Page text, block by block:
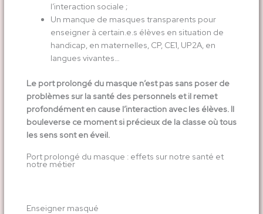
l’interaction sociale ;
Un manque de masques transparents pour
enseigner à certain.e.s élèves en situation de
handicap, en maternelles, CP, CE1, UP2A, en
langues vivantes…
Le port prolongé du masque n’est pas sans poser de
problèmes sur la santé des personnels et il remet
profondément en cause l’interaction avec les élèves. Il
bouleverse ce moment si précieux de la classe où tous
les sens sont en éveil.
Port prolongé du masque : effets sur notre santé et
notre métier
Enseigner masqué